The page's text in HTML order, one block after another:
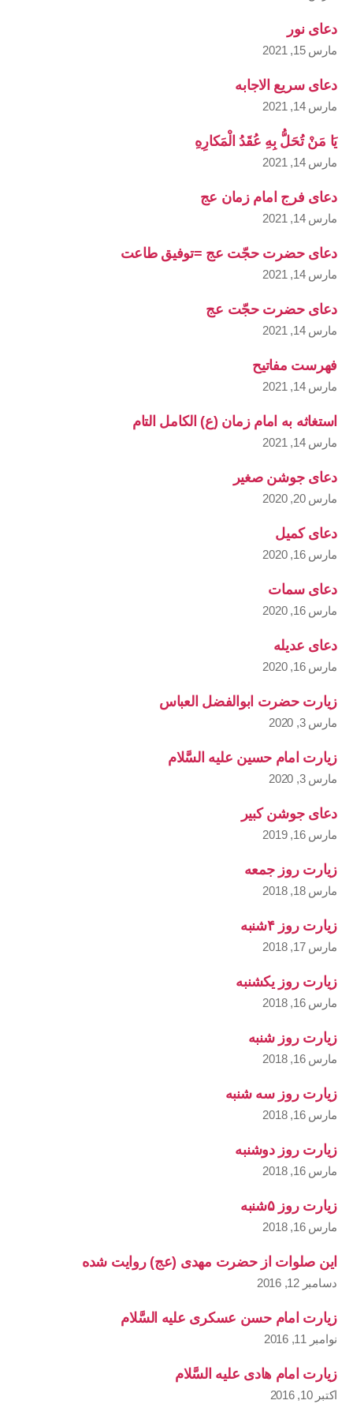
دعای نور
مارس 15, 2021
دعای سریع الاجابه
مارس 14, 2021
يَا مَنْ تُحَلُّ بِهِ عُقَدُ الْمَكارِهِ
مارس 14, 2021
دعای فرج امام زمان عج
مارس 14, 2021
دعای حضرت حجّت عج =توفیق طاعت
مارس 14, 2021
دعای حضرت حجّت عج
مارس 14, 2021
فهرست مفاتیح
مارس 14, 2021
استغاثه به امام زمان (ع) الکامل التام
مارس 14, 2021
دعای جوشن صغیر
مارس 20, 2020
دعای کمیل
مارس 16, 2020
دعای سمات
مارس 16, 2020
دعای عدیله
مارس 16, 2020
زیارت حضرت ابوالفضل العباس
مارس 3, 2020
زیارت امام حسین علیه السَّلام
مارس 3, 2020
دعای جوشن کبیر
مارس 16, 2019
زیارت روز جمعه
مارس 18, 2018
زیارت روز ۴شنبه
مارس 17, 2018
زیارت روز یکشنبه
مارس 16, 2018
زیارت روز شنبه
مارس 16, 2018
زیارت روز سه شنبه
مارس 16, 2018
زیارت روز دوشنبه
مارس 16, 2018
زیارت روز ۵شنبه
مارس 16, 2018
این صلوات از حضرت مهدی (عج) روایت شده
دسامبر 12, 2016
زیارت امام حسن عسکری علیه السَّلام
نوامبر 11, 2016
زیارت امام هادی علیه السَّلام
اکتبر 10, 2016